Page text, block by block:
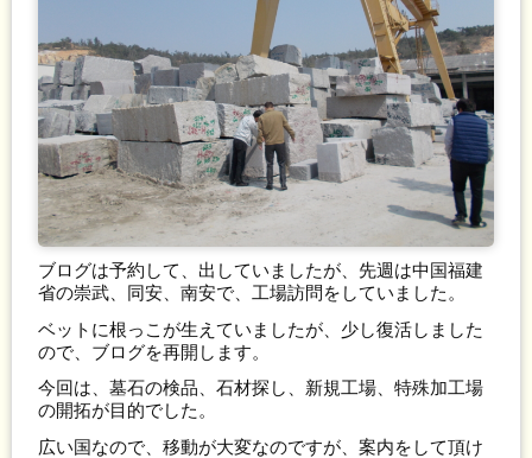
ブログは予約して、出していましたが、先週は中国福建
省の崇武、同安、南安で、工場訪問をしていました。
ベットに根っこが生えていましたが、少し復活しました
ので、ブログを再開します。
今回は、墓石の検品、石材探し、新規工場、特殊加工場
の開拓が目的でした。
広い国なので、移動が大変なのですが、案内をして頂け